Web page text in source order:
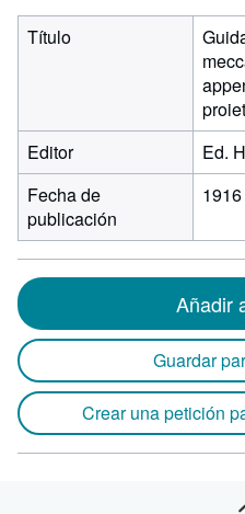
Título
Editor
Ed.
Fecha de
publicación
1916
Añadir
Guardar
Crear una petición